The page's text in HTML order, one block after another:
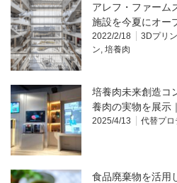
アレフ・ファーム
施設を今夏にオー
2022/2/18 3Dプリ
ン, 培養肉
培養肉未来創造コ
養肉の実物を展示
2025/4/13 代替プロ
食品廃棄物を活用